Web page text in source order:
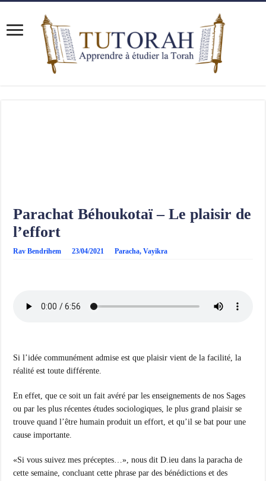
Parachat Béhoukotaï – Le plaisir de
l’effort
Rav Bendrihem 23/04/2021 Paracha,Vayikra
Si l’idée communément admise est que plaisir vient de la facilité, la
réalité est toute différente.
En effet, que ce soit un fait avéré par les enseignements de nos Sages
ou par les plus récentes études sociologiques, le plus grand plaisir se
trouve quand l’être humain produit un effort, et qu’il se bat pour une
cause importante.
«Si vous suivez mes préceptes…», nous dit D.ieu dans la paracha de
cette semaine, concluant cette phrase par des bénédictions et des